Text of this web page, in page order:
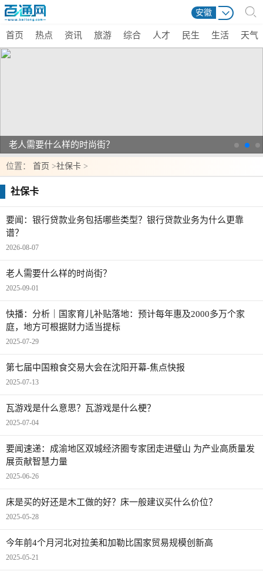
安徽
首页 热点 资讯 旅游 综合 人才 民生 生活 天气
老人需要什么样的时尚街？
位置： 首页 >社保卡 >
社保卡
要闻：银行贷款业务包括哪些类型？银行贷款业务为什么更靠
谱？
2026-08-07
老人需要什么样的时尚街？
2025-09-01
快播：分析｜国家育儿补贴落地：预计每年惠及2000多万个家
庭，地方可根据财力适当提标
2025-07-29
第七届中国粮食交易大会在沈阳开幕-焦点快报
2025-07-13
瓦游戏是什么意思？瓦游戏是什么梗？
2025-07-04
要闻速递：成渝地区双城经济圈专家团走进璧山 为产业高质量发
展贡献智慧力量
2025-06-26
床是买的好还是木工做的好？床一般建议买什么价位？
2025-05-28
今年前4个月河北对拉美和加勒比国家贸易规模创新高
2025-05-21